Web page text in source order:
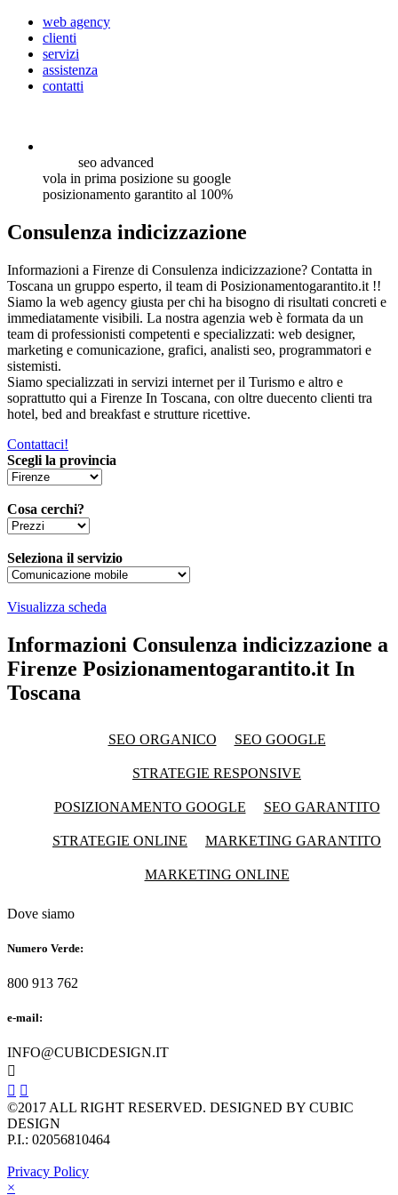
web agency
clienti
servizi
assistenza
contatti
seo advanced
vola in prima posizione su google
posizionamento garantito al 100%
Consulenza indicizzazione
Informazioni a Firenze di Consulenza indicizzazione? Contatta in
Toscana un gruppo esperto, il team di Posizionamentogarantito.it !!
Siamo la web agency giusta per chi ha bisogno di risultati concreti e
immediatamente visibili. La nostra agenzia web è formata da un
team di professionisti competenti e specializzati: web designer,
marketing e comunicazione, grafici, analisti seo, programmatori e
sistemisti.
Siamo specializzati in servizi internet per il Turismo e altro e
soprattutto qui a Firenze In Toscana, con oltre duecento clienti tra
hotel, bed and breakfast e strutture ricettive.
Contattaci!
Scegli la provincia
Cosa cerchi?
Seleziona il servizio
Visualizza scheda
Informazioni Consulenza indicizzazione a
Firenze Posizionamentogarantito.it In
Toscana
SEO ORGANICO SEO GOOGLE
STRATEGIE RESPONSIVE
POSIZIONAMENTO GOOGLE SEO GARANTITO
STRATEGIE ONLINE MARKETING GARANTITO
MARKETING ONLINE
Dove siamo
Numero Verde:
800 913 762
e-mail:
INFO@CUBICDESIGN.IT

 
©2017 ALL RIGHT RESERVED. DESIGNED BY CUBIC
DESIGN
P.I.: 02056810464
Privacy Policy
×